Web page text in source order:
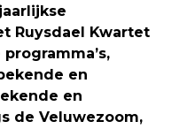
Ruysdael Kwartet
en
en
de Veluwezoom,